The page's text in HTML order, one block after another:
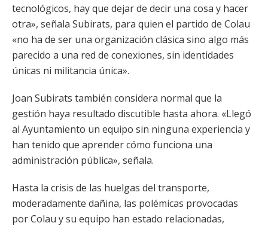
tecnológicos, hay que dejar de decir una cosa y hacer
otra», señala Subirats, para quien el partido de Colau
«no ha de ser una organización clásica sino algo más
parecido a una red de conexiones, sin identidades
únicas ni militancia única».
Joan Subirats también considera normal que la
gestión haya resultado discutible hasta ahora. «Llegó
al Ayuntamiento un equipo sin ninguna experiencia y
han tenido que aprender cómo funciona una
administración pública», señala.
Hasta la crisis de las huelgas del transporte,
moderadamente dañina, las polémicas provocadas
por Colau y su equipo han estado relacionadas,